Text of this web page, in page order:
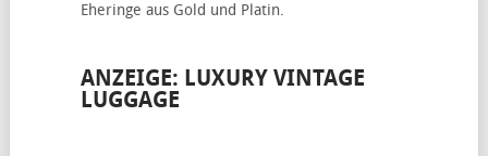
Eheringe aus Gold und Platin.
ANZEIGE: LUXURY VINTAGE
LUGGAGE